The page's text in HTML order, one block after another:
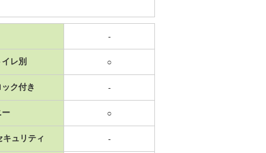
-
レ別 ○
ク付き -
ー ○
キュリティ -